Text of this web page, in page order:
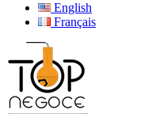
English
Français